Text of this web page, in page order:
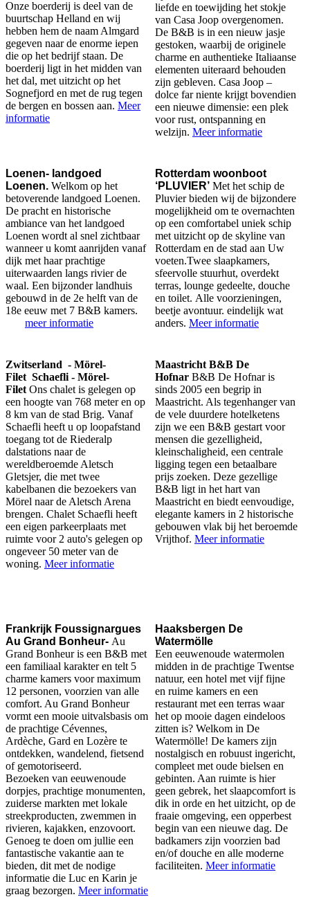
Onze boerderij is deel van de
buurtschap Helland en wij
hebben hem de naam Almgard
gegeven naar de enorme iepen
die op het bedrijf staan. De
boerderij ligt in het midden van
het dal, met uitzicht op het
Sognefjord en met de rug tegen
de bergen en bossen aan. Meer
informatie
liefde en toewijding het stokje
van Casa Joop overgenomen.
De B&B is in een nieuw jasje
gestoken, waarbij de originele
charme en authentieke Italiaanse
elementen uiteraard behouden
zijn gebleven. Casa Joop –
dolce far niente krijgt bovendien
een nieuwe dimensie: een plek
voor rust, ontspanning en
welzijn. Meer informatie
Loenen- landgoed
Loenen. Welkom op het
betoverende landgoed Loenen.
De pracht en historische
ambiance van het landgoed
Loenen wordt al snel zichtbaar
wanneer u komt aanrijden vanaf
dijk met haar prachtige
uiterwaarden langs rivier de
waal. Een bijzonder landhuis
gebouwd in de 2e helft van de
18e eeuw met 7 B&B kamers.
meer informatie
Rotterdam woonboot
‘PLUVIER’ Met het schip de
Pluvier bieden wij de bijzondere
mogelijkheid om te overnachten
op een comfortabel uniek schip
met uitzicht op de skyline van
Rotterdam en de stad aan Uw
voeten.Twee slaapkamers,
sfeervolle stuurhut, overdekt
terras, lounge gedeelte, douche
en toilet. Alle voorzieningen,
beetje avontuur. eindelijk wat
anders. Meer informatie
Zwitserland - Mörel-
Filet Schaefli - Mörel-
Filet Ons chalet is gelegen op
een hoogte van 768 meter en op
8 km van de stad Brig. Vanaf
Schaefli heeft u op loopafstand
toegang tot de Riederalp
dalstations naar de
wereldberoemde Aletsch
Gletsjer, die met twee
kabelbanen die bezoekers van
Mörel naar de Aletsch Arena
brengen. Chalet Schaefli heeft
een eigen parkeerplaats met
ruimte voor 2 auto's gelegen op
ongeveer 50 meter van de
woning. Meer informatie
Maastricht B&B De
Hofnar B&B De Hofnar is
sinds 2005 een begrip in
Maastricht. Als tegenhanger van
de vele duurdere hotelketens
zijn we een B&B gestart voor
mensen die gezelligheid,
kleinschaligheid, een centrale
ligging tegen een betaalbare
prijs zoeken. Deze gezellige
B&B ligt in het hart van
Maastricht en biedt eenvoudige,
elegante kamers in 2 historische
gebouwen vlak bij het beroemde
Vrijthof. Meer informatie
Frankrijk Foussignargues
Au Grand Bonheur- Au
Grand Bonheur is een B&B met
een familiaal karakter en telt 5
charme kamers voor maximum
12 personen, voorzien van alle
comfort. Au Grand Bonheur
vormt een mooie uitvalsbasis om
de prachtige Cévennes,
Ardèche, Gard en Lozère te
ontdekken, wandelend, fietsend
of gemotoriseerd.
Bezoeken van eeuwenoude
dorpjes, prachtige monumenten,
zuiderse markten met lokale
streekproducten, zwemmen in
rivieren, kajakken, enzovoort.
Genoeg te doen om jullie een
fantastische vakantie aan te
bieden, dit met de nodige
informatie die Luc en Karin je
graag bezorgen. Meer informatie
Haaksbergen De
Watermölle
Een eeuwenoude watermolen
midden in de prachtige Twentse
natuur, een hotel met vijf fijne
en ruime kamers en een
restaurant met een terras waar
het op mooie dagen eindeloos
zitten is? Welkom in De
Watermölle! De kamers zijn
nostalgisch en robuust ingericht,
compleet met oude bielsen en
gebinten. Aan ruimte is hier
geen gebrek, het slaapcomfort is
dik in orde en het uitzicht, op de
fraaie omgeving, een opperbest
begin van een nieuwe dag. De
badkamers zijn voorzien bad
en/of douche en alle moderne
faciliteiten. Meer informatie